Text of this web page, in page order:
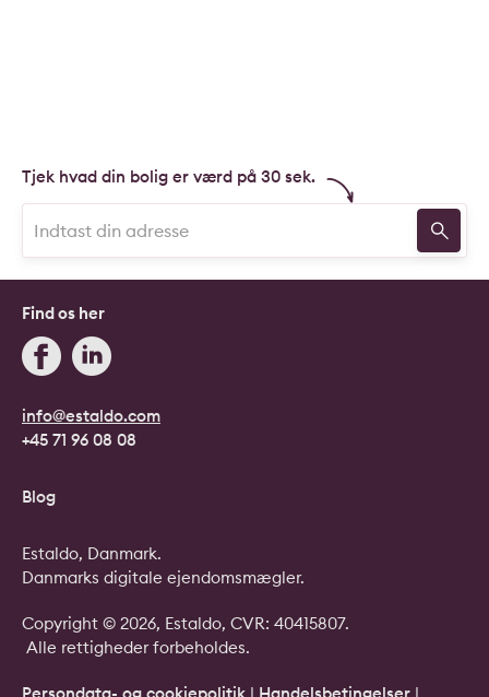
Tjek hvad din bolig er værd på 30 sek.
info@estaldo.com
+45 71 96 08 08
Find os her
Blog
Copyright © 2026, Estaldo, CVR: 40415807.
Alle rettigheder forbeholdes.
Persondata- og cookiepolitik | Handelsbetingelser |
Estaldo, Danmark.
Danmarks digitale ejendomsmægler.